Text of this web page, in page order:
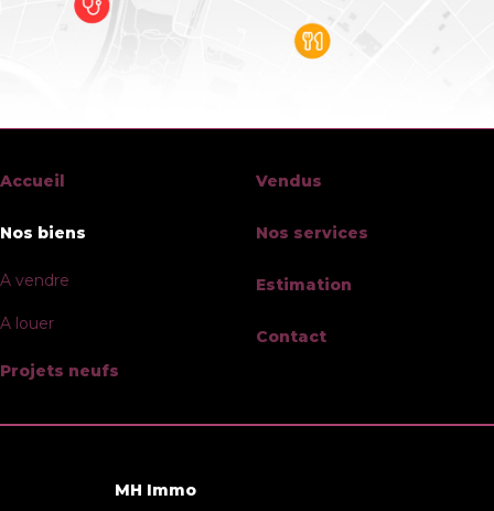
Surface habitable
Disponibilité à l'acte
Accueil
Nos biens
A vendre
A louer
Projets neufs
Vendus
Nos services
Estimation
Contact
MH Immo